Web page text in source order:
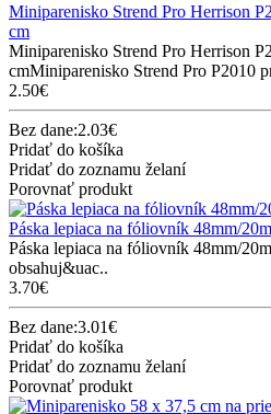
Miniparenisko Strend Pro Herrison
cm
Miniparenisko Strend Pro Herrison
cmMiniparenisko Strend Pro P2010
2.50€
Bez dane:2.03€
Pridať do košíka
Pridať do zoznamu želaní
Porovnať produkt
Páska lepiaca na fóliovník 48mm/20m
Páska lepiaca na fóliovník 48mm/
obsahuj&uac..
3.70€
Bez dane:3.01€
Pridať do košíka
Pridať do zoznamu želaní
Porovnať produkt